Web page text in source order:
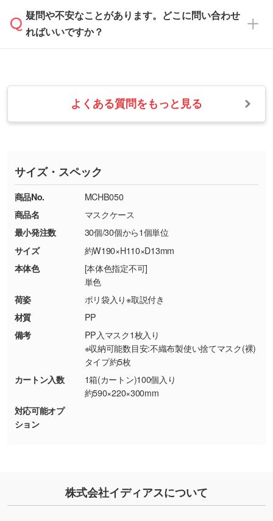
・フルカラーデータを1色に変換してほしい
・1色印刷でグラデーションや濃淡を表現した
い
す。→詳しく見る
・コーポレートカラーを使って印刷したい／印
刷色にこだわりがある
DIC・PANTONEなどのカラーチップの指定や、
現物支給による色指定も承っております。→
しく見る
・背景がある画像からキャラクター部分だけを
シンプルな背景のデータや、使いたいキャラク
ター部分の輪郭がはっきりしているデータは切
り抜き処理が可能です。→詳しく見る
・持っているデータの背景が足りない／塗り足
しの作り方が分からない
印刷したいデータが印刷範囲よりも小さい場
合、シンプルな色・柄の背景であれば拡張が可
を生成してほしい
URLをご指定いただければ、QRコードを生成
本体色がナチュラルなど淡色の場合、印刷をく
っきりと目立たせたいときは濃い印刷色が、柔
らかい雰囲気にしたいときは淡い印刷色が映え
また、お選びいただいた印刷色が本体色に合わ
ない場合や仕上がりに影響しそうな場合は、ス
タッフから別の色をご案内することもございま
速やかに対応いたします。
お手数をお掛けいたしますが、至急担当スタッ
フまでご連絡ください。商品の状況を確認し、
・お届け時に商品が損傷・故障している場合
・ご注文と異なる商品が届いた場合
・印刷不良があった場合
※詳しくは「商品の良品基準について
ください。
【返品・交換ができない場合】
・お客様の元で商品を加工された場合、または
商品が破損した場合
・商品到着後7日以上経過している場合
・お客様のご都合による返品・交換依頼(商
品・色・数量などの注文間違い等)
疑問や不安なことがあります。どこに問い合わせ
ればいいですか？
業日以内に担当スタッフよりメールにてご連絡
いたします。
お急ぎの場合はお電話でのご質問も受け付けて
TEL：0422-29-9911 営業時間10:00～
18:00(土日祝日除く)
お問い合わせフォームはこちら
よくある質問をもっと見る
サイズ・スペック
商品No.
MCHB050
商品名
マスクケース
最小発注数
30個/30個から1個単位
サイズ
約W190×H110×D13mm
本体色
[本体色指定不可]
単色
荷姿
ポリ袋入り※取説付き
材質
PP
備考
PP入マスク1枚入り
※収納可能数目安:不織布製使い捨てマスク(裸)
タイプ約5枚
カートン入数
1箱(カートン)100個入り
約590×220×300mm
対応可能オプ
ション
株式会社イディアスについて